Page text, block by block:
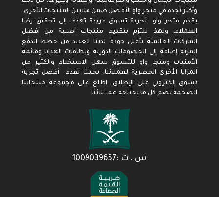
وأكثر تجده في متجر واو الأفضل ضمن ملايين المنتجات الأخرى.
يقدم متجر واو تجربة تسوق فريدة تهدف إلى تحقيق رضا
العملاء، ولهذا نلتزم بتقديم منتجات أصلية من أفضل
الماركات العالمية بأعلى جودة. لدينا العديد من خطط الدفع
المرنة إضافة إلى الخصومات الدورية وبطاقات الهدايا وقائمة
الأمنيات ومتجر واو للتسوق سهل الاستخدام والكثير من
المزايا الأخرى الحصرية لعملائنا. بحيث نقدم أفضل تجربة
تسوق إلكتروني على الإطلاق. اطلع على مجموعة منتجاتنا
الضخمة تضم كل ما يحتـاجه عمـــــلائنا
س . ت :1009039657